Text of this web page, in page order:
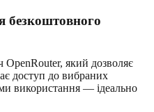
безкоштовного
який дозволяє
доступ до вибраних
використання — ідеально